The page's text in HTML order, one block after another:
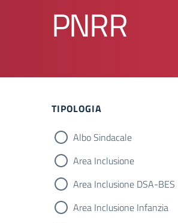
PNRR
Filtri
TIPOLOGIA
Albo Sindacale
Area Inclusione
Area Inclusione DSA-BES
Area Inclusione Infanzia